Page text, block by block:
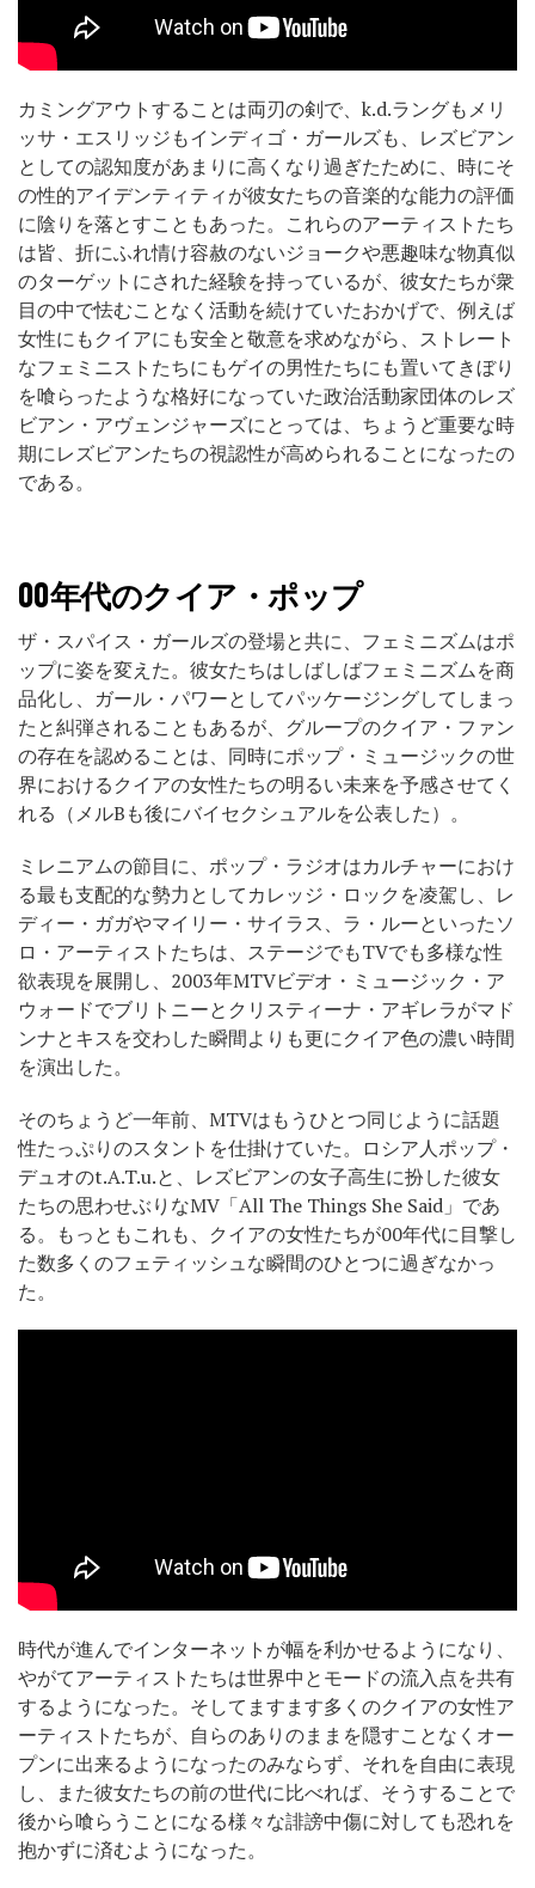
カミングアウトすることは両刃の剣で、k.d.ラングもメリ
ッサ・エスリッジもインディゴ・ガールズも、レズビアン
としての認知度があまりに高くなり過ぎたために、時にそ
の性的アイデンティティが彼女たちの音楽的な能力の評価
に陰りを落とすこともあった。これらのアーティストたち
は皆、折にふれ情け容赦のないジョークや悪趣味な物真似
のターゲットにされた経験を持っているが、彼女たちが衆
目の中で怯むことなく活動を続けていたおかげで、例えば
女性にもクイアにも安全と敬意を求めながら、ストレート
なフェミニストたちにもゲイの男性たちにも置いてきぼり
を喰らったような格好になっていた政治活動家団体のレズ
ビアン・アヴェンジャーズにとっては、ちょうど重要な時
期にレズビアンたちの視認性が高められることになったの
である。
00年代のクイア・ポップ
ザ・スパイス・ガールズの登場と共に、フェミニズムはポ
ップに姿を変えた。彼女たちはしばしばフェミニズムを商
品化し、ガール・パワーとしてパッケージングしてしまっ
たと糾弾されることもあるが、グループのクイア・ファン
の存在を認めることは、同時にポップ・ミュージックの世
界におけるクイアの女性たちの明るい未来を予感させてく
れる（メルBも後にバイセクシュアルを公表した）。
ミレニアムの節目に、ポップ・ラジオはカルチャーにおけ
る最も支配的な勢力としてカレッジ・ロックを凌駕し、レ
ディー・ガガやマイリー・サイラス、ラ・ルーといったソ
ロ・アーティストたちは、ステージでもTVでも多様な性
欲表現を展開し、2003年MTVビデオ・ミュージック・ア
ウォードでブリトニーとクリスティーナ・アギレラがマド
ンナとキスを交わした瞬間よりも更にクイア色の濃い時間
を演出した。
そのちょうど一年前、MTVはもうひとつ同じように話題
性たっぷりのスタントを仕掛けていた。ロシア人ポップ・
デュオのt.A.T.u.と、レズビアンの女子高生に扮した彼女
たちの思わせぶりなMV「All The Things She Said」であ
る。もっともこれも、クイアの女性たちが00年代に目撃し
た数多くのフェティッシュな瞬間のひとつに過ぎなかっ
た。
時代が進んでインターネットが幅を利かせるようになり、
やがてアーティストたちは世界中とモードの流入点を共有
するようになった。そしてますます多くのクイアの女性ア
ーティストたちが、自らのありのままを隠すことなくオー
プンに出来るようになったのみならず、それを自由に表現
し、また彼女たちの前の世代に比べれば、そうすることで
後から喰らうことになる様々な誹謗中傷に対しても恐れを
抱かずに済むようになった。